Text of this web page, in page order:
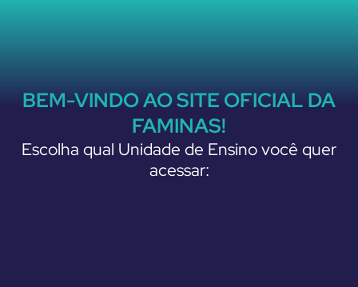
BEM-VINDO AO SITE OFICIAL DA
FAMINAS!
Escolha qual Unidade de Ensino você quer
acessar: